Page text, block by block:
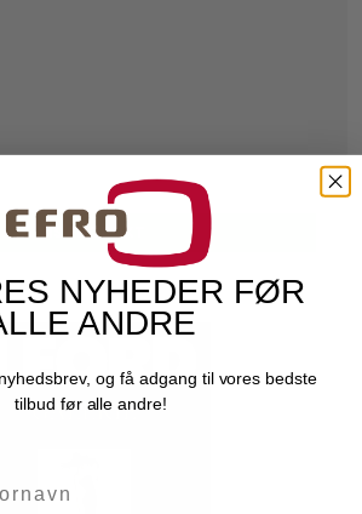
VIS PRODUKT
NYHEDER FØR
ANDRE
og få adgang til vores bedste
tilbud før alle andre!